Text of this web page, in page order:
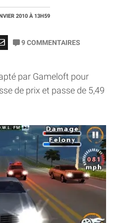
2010 À 13H59
9COMMENTAIRES
par Gameloft pour
de prix et passe de 5,49